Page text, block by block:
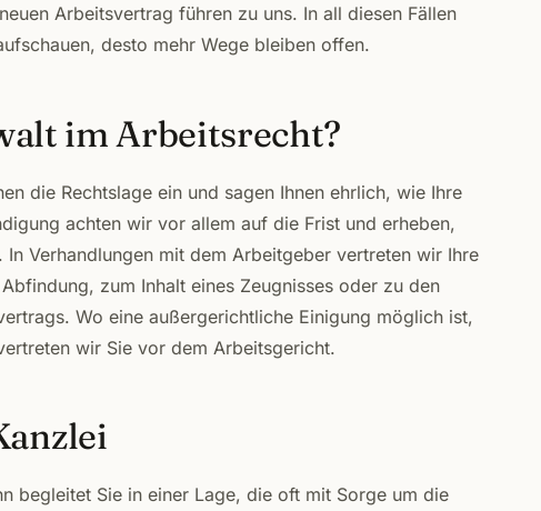
Arbeitsvertrag führen zu uns. In all diesen Fällen
desto mehr Wege bleiben offen.
im Arbeitsrecht?
die Rechtslage ein und sagen Ihnen ehrlich, wie Ihre
achten wir vor allem auf die Frist und erheben,
Verhandlungen mit dem Arbeitgeber vertreten wir Ihre
zum Inhalt eines Zeugnisses oder zu den
Wo eine außergerichtliche Einigung möglich ist,
wir Sie vor dem Arbeitsgericht.
begleitet Sie in einer Lage, die oft mit Sorge um die